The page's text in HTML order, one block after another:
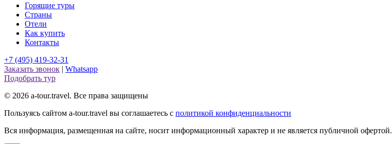
Горящие туры
Страны
Отели
Как купить
Контакты
+7 (495) 419-32-31
Заказать звонок | Whatsapp
Подобрать тур
© 2026 a-tour.travel. Все права защищены
Пользуясь сайтом a-tour.travel вы соглашаетесь с политикой конфиденциальности
Вся информация, размещенная на сайте, носит информационный характер и не является публичной офертой.